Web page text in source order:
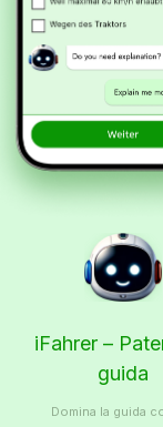
iFahrer –
guida
Domina la guida